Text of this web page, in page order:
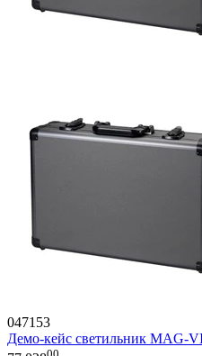
047153
Демо-кейс светильник MAG-
00